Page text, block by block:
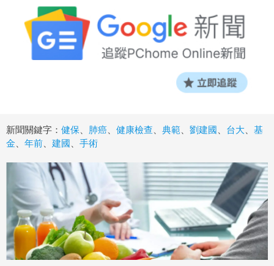
新聞關鍵字： 健保 肺癌 健康檢查 典範 劉建國 台大
基
金
年前 建國 手術